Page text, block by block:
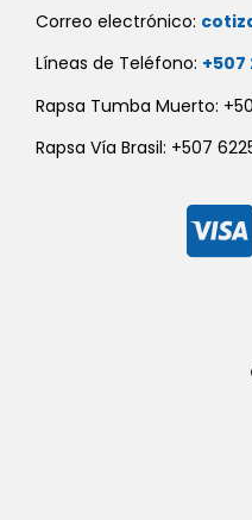
Correo electrónico:
Líneas de Teléfono: +507
Rapsa Tumba Muerto:
Rapsa Vía Brasil: +507